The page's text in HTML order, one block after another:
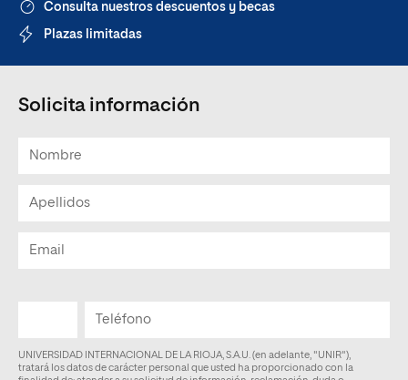
Consulta nuestros descuentos y becas
Plazas limitadas
Solicita información